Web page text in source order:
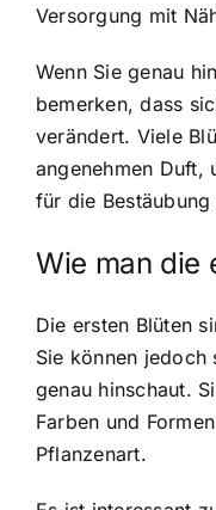
Versorgung mit
Wenn Sie genau
bemerken, dass
verändert. Viele
angenehmen Duft,
für die
Wie man die
Die ersten Blüten
Sie können jedoch
genau hinschaut.
Farben und
Pflanzenart.